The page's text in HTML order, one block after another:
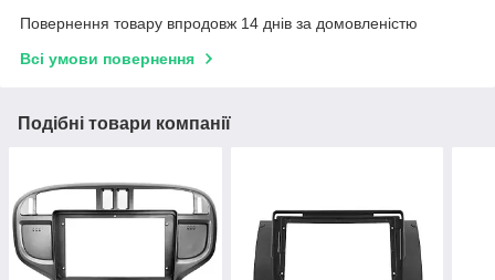
Повернення товару впродовж 14 днів за домовленістю
Всі умови повернення
Подібні товари компанії